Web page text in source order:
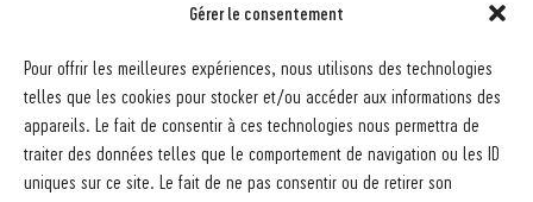
Gérer le consentement
Pour offrir les meilleures expériences, nous utilisons des technologies
telles que les cookies pour stocker et/ou accéder aux informations des
appareils. Le fait de consentir à ces technologies nous permettra de
traiter des données telles que le comportement de navigation ou les ID
uniques sur ce site. Le fait de ne pas consentir ou de retirer son
Ch. des Allinges 2
1006 Lausanne
021 617 65 59
info@spv-vd.ch
FAQ